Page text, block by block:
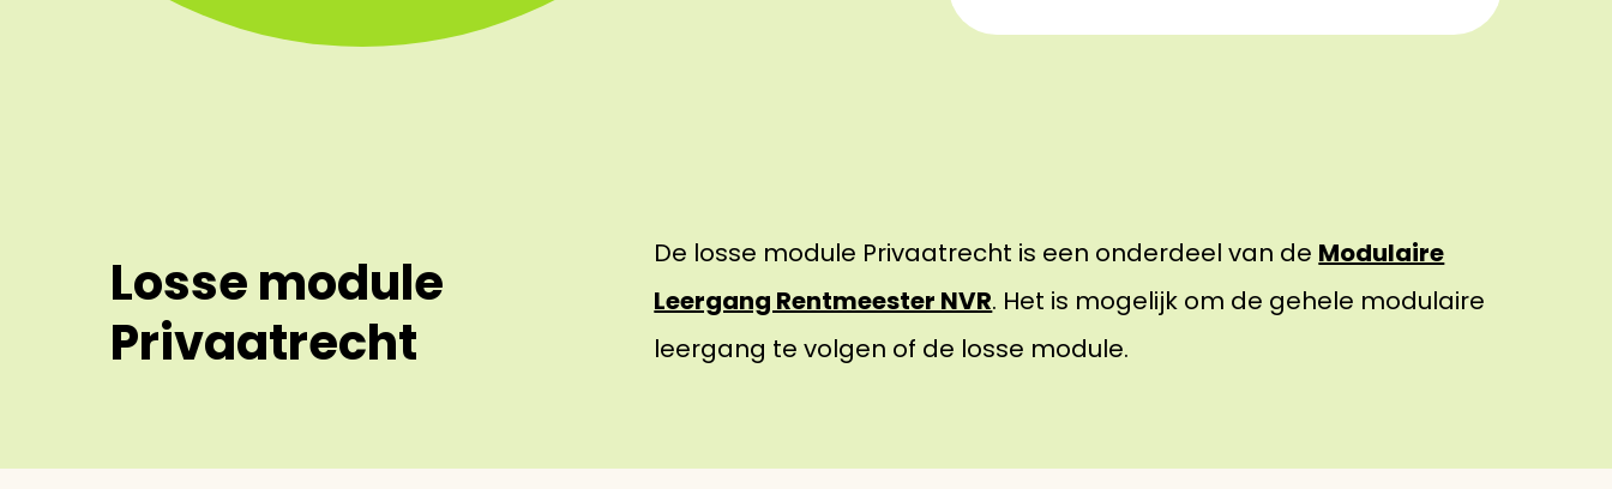
Losse module
Privaatrecht
De losse module Privaatrecht is een onderdeel van de Modulaire
Leergang Rentmeester NVR. Het is mogelijk om de gehele modulaire
leergang te volgen of de losse module.